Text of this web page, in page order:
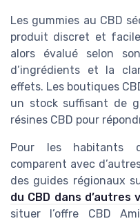
Les gummies au CBD
produit discret et
alors évalué selon
d’ingrédients et la
effets. Les boutiques
un stock suffisant de
résines CBD pour
Pour les habitants
comparent avec
des guides régionaux
du CBD dans d’autres
situer l’offre CBD